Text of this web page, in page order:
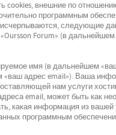
внешние по
программным
следующие
Forum» (в
имя (в дальнейшем
адрес email»). Ваша
нам услуги
email, может быть как
какая информация из
программным